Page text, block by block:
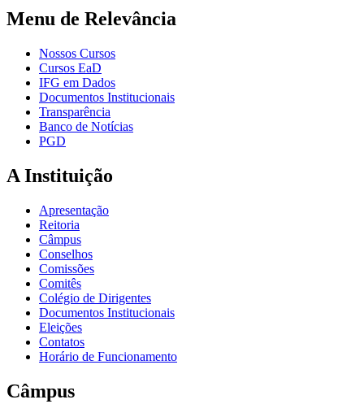
Menu de Relevância
Nossos Cursos
Cursos EaD
IFG em Dados
Documentos Institucionais
Transparência
Banco de Notícias
PGD
A Instituição
Apresentação
Reitoria
Câmpus
Conselhos
Comissões
Comitês
Colégio de Dirigentes
Documentos Institucionais
Eleições
Contatos
Horário de Funcionamento
Câmpus